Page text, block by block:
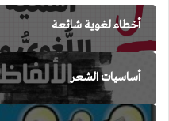
أخطاء لغوية شائعة
أساسيات الشعر